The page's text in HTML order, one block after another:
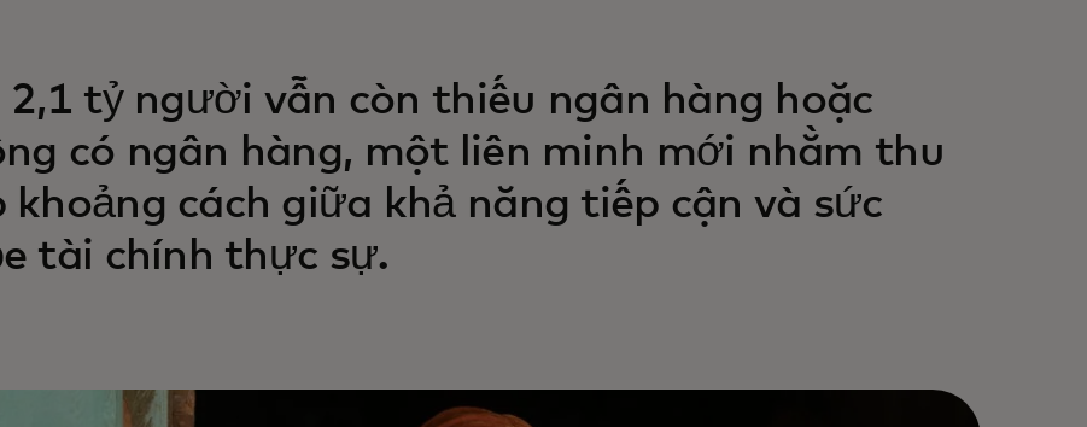
2,1 tỷ người vẫn còn thiếu ngân hàng hoặc
có ngân hàng, một liên minh mới nhằm thu
khoảng cách giữa khả năng tiếp cận và sức
tài chính thực sự.